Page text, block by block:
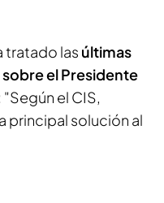
tratado las últimas
el Presidente
"Según el CIS,
principal solución al